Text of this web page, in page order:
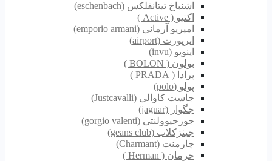
اشنباخ تیتانفلکس (eschenbach)
اکتیو ( Active )
امپریو آرمانی (emporio armani)
ایرپورت (airport)
اینویو (invu)
بولون ( BOLON )
پرادا ( PRADA )
پولو (polo)
جاست کاوالی (Justcavalli)
جگوار (jaguar)
جورجیوولنتی (gorgio valenti)
جینزکلاب (geans club)
چارمنت (Charmant)
حرمان ( Herman )